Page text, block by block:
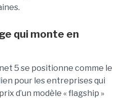
qui monte en
5 se positionne comme le
pour les entreprises qui
d’un modèle « flagship »